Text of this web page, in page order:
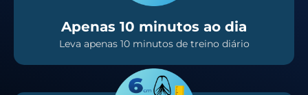
Apenas 10 minutos ao dia
Leva apenas 10 minutos de treino diário